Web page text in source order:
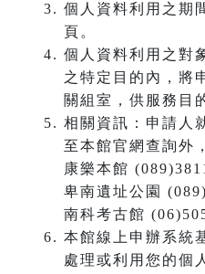
個人資料利用之期
頁。
個人資料利用之對
之特定目的內，將
關組室，供服務目
相關資訊：申請人
至本館官網查詢外
康樂本館
卑南遺址公園
南科考古館
本館線上申辦系統
處理或利用您的個